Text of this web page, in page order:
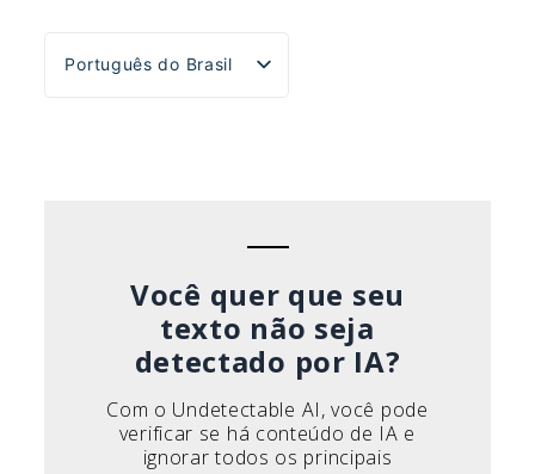
Português do Brasil
English
Você quer que seu
texto não seja
detectado por IA?
Com o Undetectable AI, você pode
verificar se há conteúdo de IA e
ignorar todos os principais